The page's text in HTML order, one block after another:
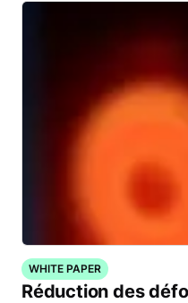
WHITE PAPER
Réduction des